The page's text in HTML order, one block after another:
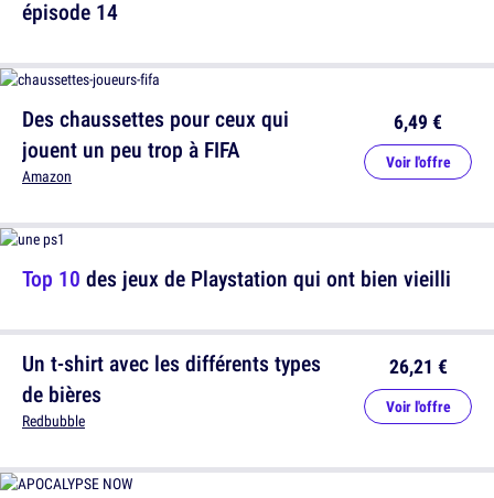
Des chaussettes pour ceux qui
jouent un peu trop à FIFA
Amazon
6,49 €
Voir l'offre
Un t-shirt avec les différents types
de bières
Redbubble
26,21 €
Voir l'offre
épisode 14
Top 10 des jeux de Playstation qui ont bien vieilli